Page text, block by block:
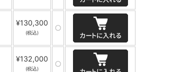
¥130,300
(税込)
〇
¥132,000
(税込)
〇